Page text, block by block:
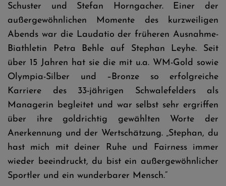
Schuster und Stefan Horngacher. Einer der
außergewöhnlichen Momente des kurzweiligen
Abends war die Laudatio der früheren Ausnahme-
Biathletin Petra Behle auf Stephan Leyhe. Seit
über 15 Jahren hat sie die mit u.a. WM-Gold sowie
Olympia-Silber und –Bronze so erfolgreiche
Karriere des 33-jährigen Schwalefelders als
Managerin begleitet und war selbst sehr ergriffen
über ihre goldrichtig gewählten Worte der
Anerkennung und der Wertschätzung. „Stephan, du
hast mich mit deiner Ruhe und Fairness immer
wieder beeindruckt, du bist ein außergewöhnlicher
Sportler und ein wunderbarer Mensch.“